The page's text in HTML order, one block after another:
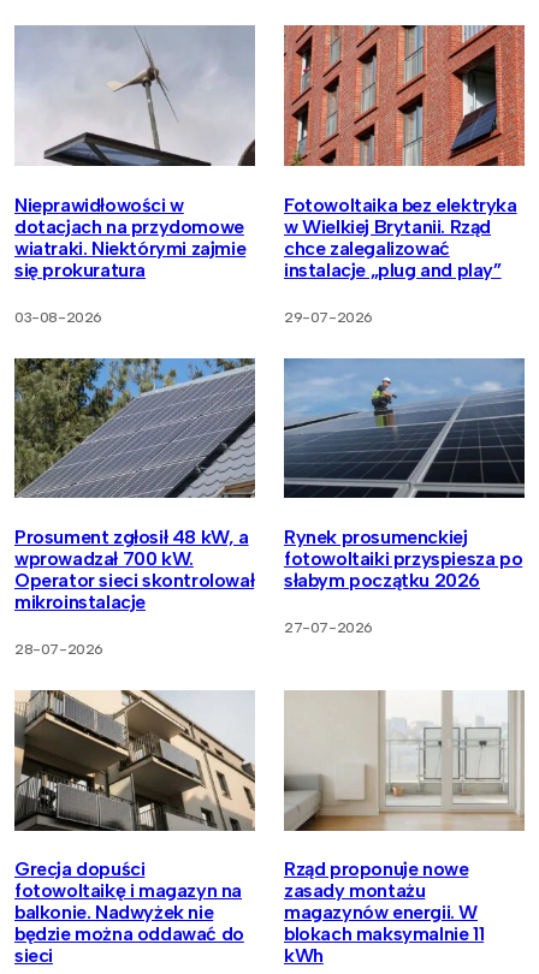
Nieprawidłowości w
dotacjach na przydomowe
wiatraki. Niektórymi zajmie
się prokuratura
03-08-2026
Fotowoltaika bez elektryka
w Wielkiej Brytanii. Rząd
chce zalegalizować
instalacje „plug and play”
29-07-2026
Prosument zgłosił 48 kW, a
wprowadzał 700 kW.
Operator sieci skontrolował
mikroinstalacje
28-07-2026
Rynek prosumenckiej
fotowoltaiki przyspiesza po
słabym początku 2026
27-07-2026
Grecja dopuści
fotowoltaikę i magazyn na
balkonie. Nadwyżek nie
będzie można oddawać do
sieci
Rząd proponuje nowe
zasady montażu
magazynów energii. W
blokach maksymalnie 11
kWh